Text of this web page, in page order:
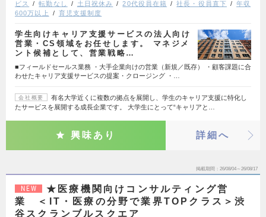
ビス
転勤なし 土日祝休み 20代役員在籍 社長・役員直下
年収
600万以上
育児支援制度
学生向けキャリア支援サービスの法人向け
営業・CS領域をお任せします。 マネジメ
ント候補として、営業戦略…
■フィールドセールス業務 ・大手企業向けの営業（新規／既存） ・顧客課題に合
わせたキャリア支援サービスの提案・クロージング ・…
会社概要
有名大学近くに複数の拠点を展開し、学生のキャリア支援に特化し
たサービスを展開する成長企業です。 大学生にとって“キャリアと…
興味あり 詳細へ
掲載期間 26/08/04～26/08/17
NEW
★医療機関向けコンサルティング営
業 ＜IT・医療の分野で業界TOPクラス＞渋
谷スクランブルスクエア